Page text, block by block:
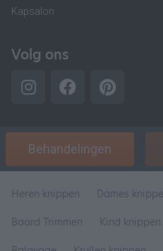
Kapsalon
Volg ons
Behandelingen
Heren knippen Dames
Baard Trimmen
Kind knippen